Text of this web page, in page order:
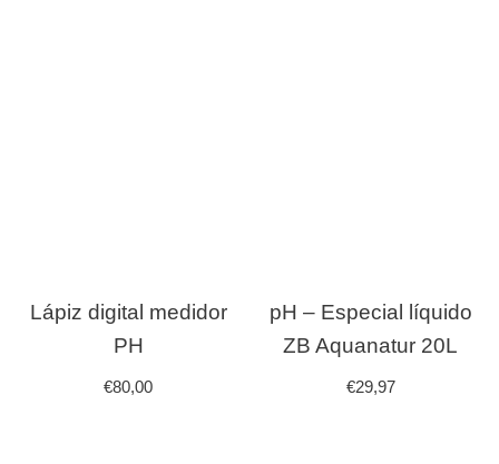
Lápiz digital medidor
PH
€80,00
pH – Especial líquido
ZB Aquanatur 20L
€29,97